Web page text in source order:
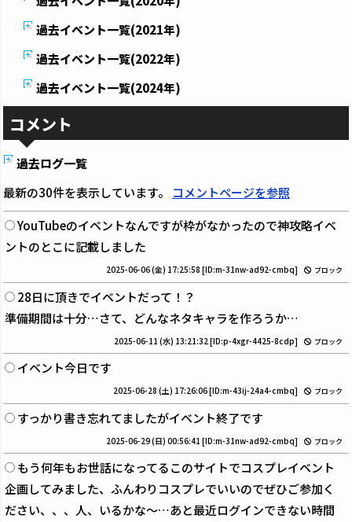
過去イベント一覧(2021年)
過去イベント一覧(2022年)
過去イベント一覧(2024年)
コメント
過去ログ一覧
最新の30件を表示しています。 コメントページを参照
YouTubeのイベントなんですが枠がなかったので神攻略イベ
ントのとこに記載しました
2025-06-06 (金) 17:25:58 [ID:m-31nw-ad92-cmbq] ブロック
28日に頂きでイベントだって！？
準備期間は十分…さて、どんなネタキャラを作ろうか…
2025-06-11 (水) 13:21:32 [ID:p-4xgr-4425-8cdp] ブロック
イベント今日です
2025-06-28 (土) 17:26:06[ID:m-43ij-24a4-cmbq] ブロック
すっかり書き忘れてましたがイベント終了です
2025-06-29 (日) 00:56:41 [ID:m-31nw-ad92-cmbq] ブロック
もう何年もお世話になってるこのサイトでコスプレイベント
企画してみました、ふんわりコスプレでいいのでぜひご参加く
ださい、、、人、いるかな～…あと最近ログインできない時間